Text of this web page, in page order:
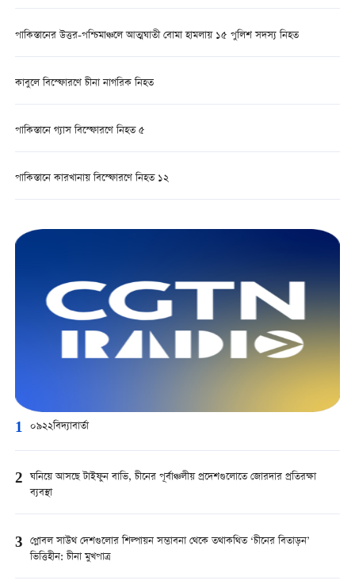
পাকিস্তানের উত্তর-পশ্চিমাঞ্চলে আত্মঘাতী বোমা হামলায় ১৫ পুলিশ সদস্য নিহত
কাবুলে বিস্ফোরণে চীনা নাগরিক নিহত
পাকিস্তানে গ্যাস বিস্ফোরণে নিহত ৫
পাকিস্তানে কারখানায় বিস্ফোরণে নিহত ১২
1 ০৯২২বিদ্যাবার্তা
2 ঘনিয়ে আসছে টাইফুন বাভি, চীনের পূর্বাঞ্চলীয় প্রদেশগুলোতে জোরদার প্রতিরক্ষা
ব্যবস্থা
3 গ্লোবল সাউথ দেশগুলোর শিল্পায়ন সম্ভাবনা থেকে তথাকথিত ‘চীনের বিতাড়ন’
ভিত্তিহীন: চীনা মুখপাত্র